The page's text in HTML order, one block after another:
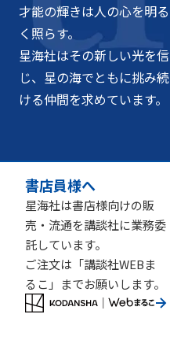
才能の輝きは人の心を明る
く照らす。
星海社はその新しい光を信
じ、星の海でともに挑み続
ける仲間を求めています。
書店員様へ
星海社は書店様向けの販
売・流通を講談社に業務委
託しています。
ご注文は「講談社WEBま
るこ」までお願いします。